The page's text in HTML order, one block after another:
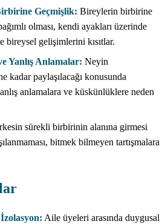
Geçmişlik: Bireylerin birbirine
olması, kendi ayakları üzerinde
bireysel gelişimlerini kısıtlar.
Yanlış Anlamalar: Neyin
kadar paylaşılacağı konusunda
anlamalara ve küskünlüklere neden
sürekli birbirinin alanına girmesi
bitmek bilmeyen tartışmalara
Aile üyeleri arasında duygusal